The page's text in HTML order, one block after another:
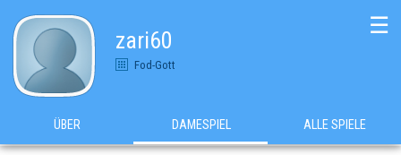
zari60
Fod-Gott
☰
ÜBER DAMESPIEL ALLE SPIELE